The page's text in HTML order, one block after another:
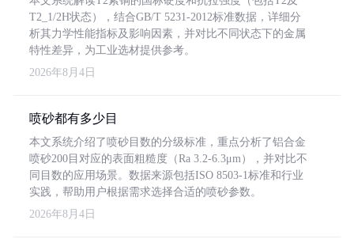
T2_1/2H状态），结合GB/T 5231-2012标准数据，详细分
析其力学性能指标及影响因素，并对比不同状态下的金属
特性差异，为工业选材提供参考。
2026年8月4日
喷砂都有多少目
本文系统介绍了喷砂目数的分级标准，重点分析了铝合金
喷砂200目对应的表面粗糙度（Ra 3.2-6.3μm），并对比不
同目数的应用场景。数据来源包括ISO 8503-1标准和行业
实践，帮助用户根据需求选择合适的喷砂参数。
2026年8月4日